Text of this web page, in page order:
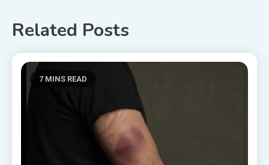
Related Posts
7 MINS READ